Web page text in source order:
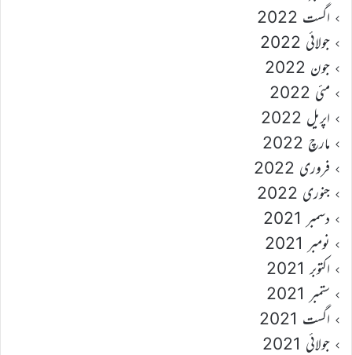
اگست 2022
جولائی 2022
جون 2022
مئی 2022
اپریل 2022
مارچ 2022
فروری 2022
جنوری 2022
دسمبر 2021
نومبر 2021
اکتوبر 2021
ستمبر 2021
اگست 2021
جولائی 2021